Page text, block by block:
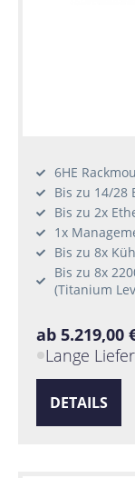
6HE
Bis zu 14/28
Bis zu 2x
1x
Bis zu 8x
Bis zu 8x
(Titanium
ab 5.219,00
Lange
DETAILS